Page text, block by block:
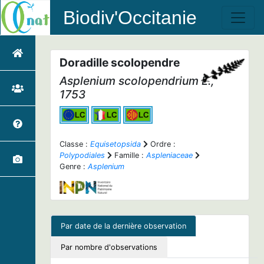
Biodiv'Occitanie
Doradille scolopendre
Asplenium scolopendrium L.,
1753
Classe : Equisetopsida
Ordre :
Polypodiales
Famille : Aspleniaceae
Genre : Asplenium
Par date de la dernière observation
Par nombre d'observations